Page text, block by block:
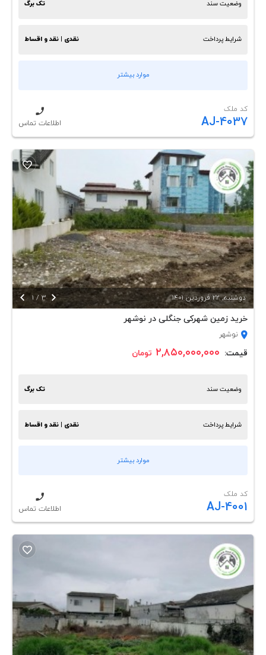
تک برگ وضعیت سند
نقدی | نقد و اقساط شرایط پرداخت
موارد بیشتر
کد ملک
AJ-4037 اطلاعات تماس
  دوشنبه, 22 فروردين 1401 3
/
1
خرید زمین شهرکی جنگلی در نوشهر
نوشهر
قیمت: ۲,۸۵۰,۰۰۰,۰۰۰ تومان
تک برگ وضعیت سند
نقدی | نقد و اقساط شرایط پرداخت
موارد بیشتر
کد ملک
AJ-4001 اطلاعات تماس